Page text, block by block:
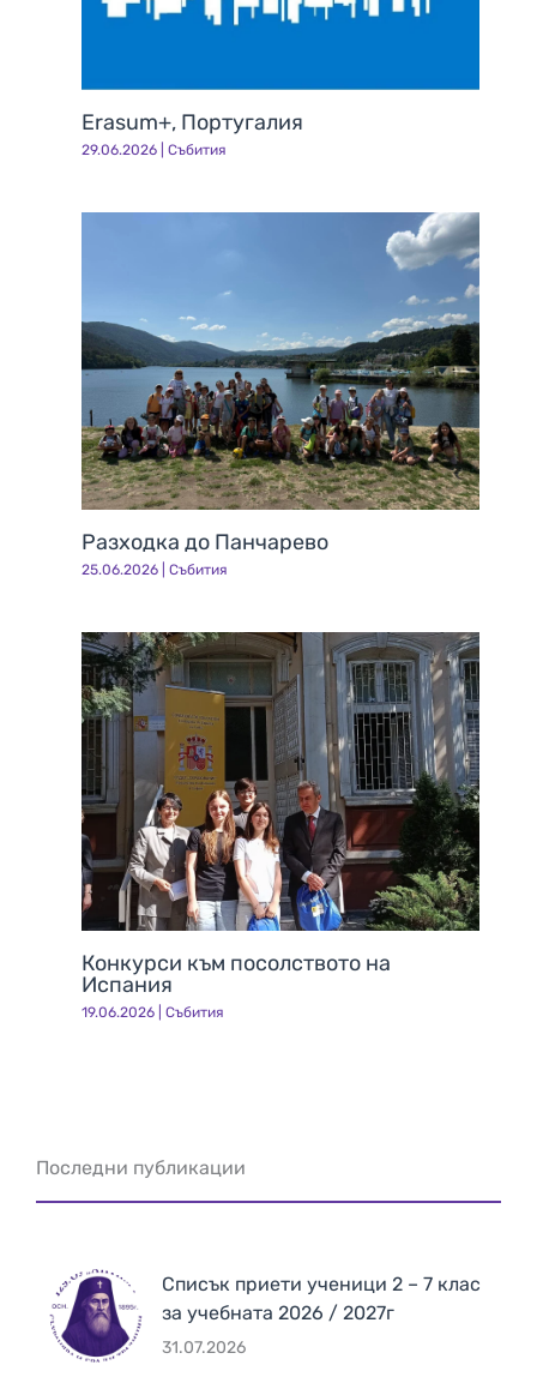
Erasum+, Португалия
29.06.2026 |Събития
Разходка до Панчарево
25.06.2026 |Събития
Конкурси към посолството на
Испания
19.06.2026 |Събития
Последни публикации
Списък приети ученици 2 – 7 клас
за учебната 2026 / 2027г
31.07.2026